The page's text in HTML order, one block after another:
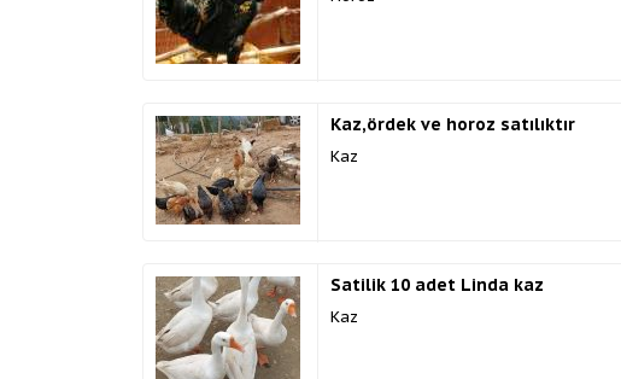
Kaz,ördek ve horoz satılıktır
Kaz
Satilik 10 adet Linda kaz
Kaz